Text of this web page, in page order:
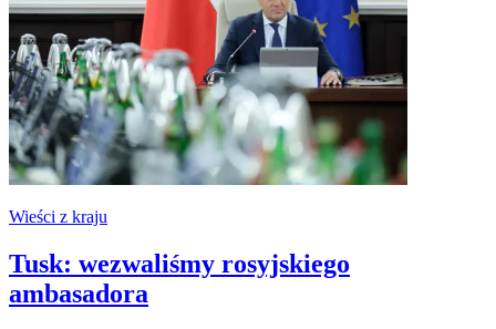
Wieści z kraju
Tusk: wezwaliśmy rosyjskiego
ambasadora